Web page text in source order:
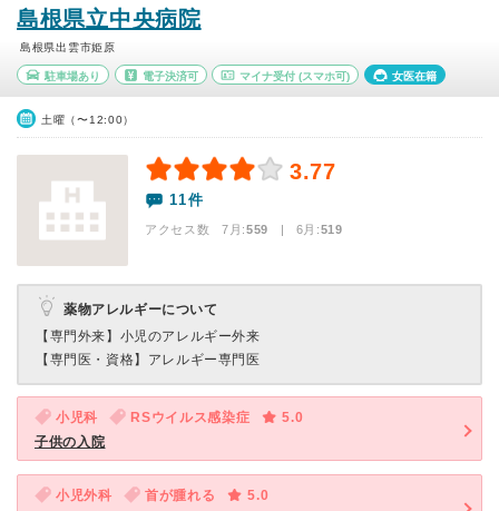
島根県立中央病院
島根県出雲市姫原
駐車場あり 電子決済可 マイナ受付 (スマホ可) 女医在籍
土曜（〜12:00）
3.77
11件
アクセス数 7月:559 | 6月:519
薬物アレルギーについて
【専門外来】 小児のアレルギー外来
【専門医・資格】 アレルギー専門医
小児科 RSウイルス感染症
5.0
子供の入院
小児外科 首が腫れる
5.0